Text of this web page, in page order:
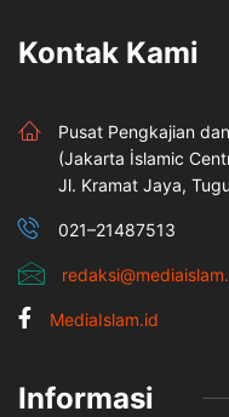
Kontak Kami
Pusat Pengkajian
(Jakarta İslamic
Jl. Kramat Jaya,
021–21487513
MediaIslam.id
Informasi